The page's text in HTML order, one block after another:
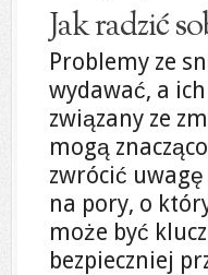
Jak radzić
Problemy ze
wydawać, a
związany ze
mogą
zwrócić
na pory, o
może być
bezpieczniej